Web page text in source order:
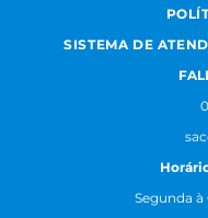
SISTEMA DE
Segunda à